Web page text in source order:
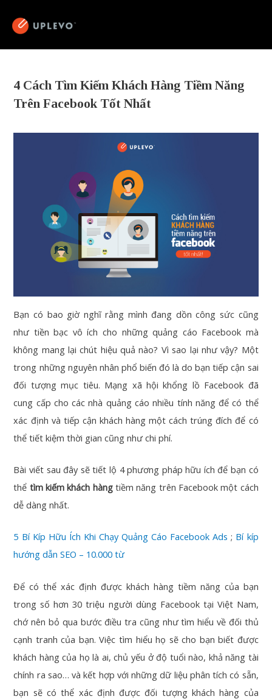
4 Cách Tìm Kiếm Khách Hàng Tiềm Năng
Trên Facebook Tốt Nhất
Bạn có bao giờ nghĩ rằng mình đang dồn công sức cũng
như tiền bạc vô ích cho những quảng cáo Facebook mà
không mang lại chút hiệu quả nào? Vì sao lại như vậy? Một
trong những nguyên nhân phổ biến đó là do bạn tiếp cận sai
đối tượng mục tiêu. Mạng xã hội khổng lồ Facebook đã
cung cấp cho các nhà quảng cáo nhiều tính năng để có thể
xác định và tiếp cận khách hàng một cách trúng đích để có
thể tiết kiệm thời gian cũng như chi phí.
Bài viết sau đây sẽ tiết lộ 4 phương pháp hữu ích để bạn có
thể tìm kiếm khách hàngtiềm năng trên Facebook một cách
dễ dàng nhất.
5 Bí Kíp Hữu Ích Khi Chạy Quảng Cáo Facebook Ads ; Bí kíp
hướng dẫn SEO – 10.000 từ
Để có thể xác định được khách hàng tiềm năng của bạn
trong số hơn 30 triệu người dùng Facebook tại Việt Nam,
chớ nên bỏ qua bước điều tra cũng như tìm hiểu về đối thủ
cạnh tranh của bạn. Việc tìm hiểu họ sẽ cho bạn biết được
khách hàng của họ là ai, chủ yếu ở độ tuổi nào, khả năng tài
chính ra sao… và kết hợp với những dữ liệu phân tích có sẵn,
bạn sẽ có thể xác định được đối tượng khách hàng của